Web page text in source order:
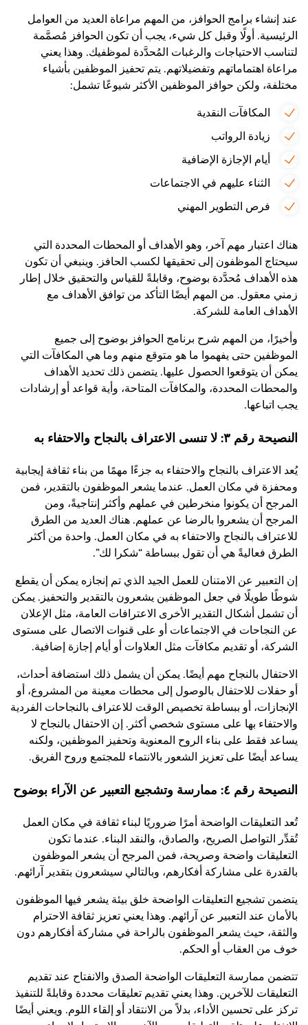
عند إنشاء برامج الحوافز، من المهم مراعاة العديد من العوامل
الرئيسية. أولًا وقبل كل شيء، يجب أن تكون الحوافز مُصمَّمة
لتناسب الاحتياجات والرغبات المُحدَّدة لموظفيك. وهذا يعني
مراعاة اهتماماتهم وتفضيلاتهم. يتم تحفيز الموظفين بأشياء
مختلفة، ولكن حوافز الموظفين الأكثر شيوعًا تشمل:
المكافآت النقدية
زيادة الرواتب
أيام الإجازة الإضافية
الثناء عليهم في الاجتماعات
فرص التطوير المهني
هناك اعتبار مهم آخر، وهو الأهداف أو المحطات المحددة التي
سيحتاج الموظفون إلى تحقيقها لكسب الحافز. وينبغي أن تكون
هذه الأهداف مُحدَّدة بوضوح، وقابلةً للقياس والتحقيق خلال إطار
زمني معقول. من المهم أيضًا التأكد من توافق الأهداف مع
الأهداف العامة للشركة.
وأخيرًا، من المهم شرح برنامج الحوافز بوضوح إلى جميع
الموظفين حتى يفهموا ما هو متوقع منهم وما هي المكافآت التي
يمكن أن يتوقعوا الحصول عليها. يتضمن ذلك تحديد الأهداف
والمحطات المحددة، والمكافآت المتاحة، وأية قواعد أو إرشادات
يجب اتباعها.
النصيحة رقم ٣: لا تنسى الاعتراف بالنجاح والاحتفاء به
يُعد الاعتراف بالنجاح والاحتفاء به جزءًا مهمًا من بناء ثقافة إيجابية
ومحفزة في مكان العمل. عندما يشعر الموظفون بالتقدير، فمن
المرجح أن يكونوا منخرطين في عملهم وأكثر إنتاجيةً، ومن
المرجح أن يشعروا بالرضا عن عملهم. هناك العديد من الطرق
للاعتراف بالنجاح والاحتفاء به في مكان العمل. واحدة من أكثر
الطرق فعاليةً هي أن تقول ببساطة “شكرا لك”.
إن التعبير عن الامتنان للعمل الجيد الذي تم إنجازه يمكن أن يقطع
شوطًا طويلًا في جعل الموظفين يشعرون بالتقدير والتحفيز. يمكن
أن تشمل أشكال التقدير الأخرى الاعترافات العامة، مثل الإعلان
عن النجاحات في الاجتماعات أو على قنوات الاتصال على مستوى
الشركة، أو تقديم مكافآت مثل العلاوات أو أيام إجازة إضافية.
الاحتفال بالنجاح مهم أيضًا. يمكن أن يشمل ذلك استضافة أحداث،
أو حفلات للاحتفال بالوصول إلى محطات معينة من المشروع، أو
الإنجازات، أو ببساطة تخصيص الوقت للاعتراف بالنجاحات الفردية
والاحتفاء بها على مستوى شخصي أكثر. إن الاحتفال بالنجاح لا
يساعد فقط على بناء الروح المعنوية وتحفيز الموظفين، ولكنه
يساعد أيضًا على تعزيز الشعور بالانتماء للمجتمع وروح الفريق.
النصيحة رقم ٤: ممارسة وتشجيع التعبير عن الآراء بوضوح
تُعد التعليقات الواضحة أمرًا ضروريًا لبناء ثقافة في مكان العمل
تُقدِّر التواصل الصريح، والصادق، والنقد البناء. عندما تكون
التعليقات واضحة وصريحة، فمن المرجح أن يشعر الموظفون
بالقدرة على مشاركة أفكارهم، وبالتالي سيشعرون بتقدير آرائهم.
يتضمن تشجيع التعليقات الواضحة خلق بيئة يشعر فيها الموظفون
بالأمان عند التعبير عن آرائهم. وهذا يعني تعزيز ثقافة الاحترام
والثقة، حيث يشعر الموظفون بالراحة في مشاركة أفكارهم دون
خوف من العقاب أو الحكم.
تتضمن ممارسة التعليقات الواضحة الصدق والانفتاح عند تقديم
التعليقات للآخرين. وهذا يعني تقديم تعليقات محددة وقابلةً للتنفيذ
تركز على تحسين الأداء، بدلاً من الانتقاد أو إلقاء اللوم. ويعني أيضًا